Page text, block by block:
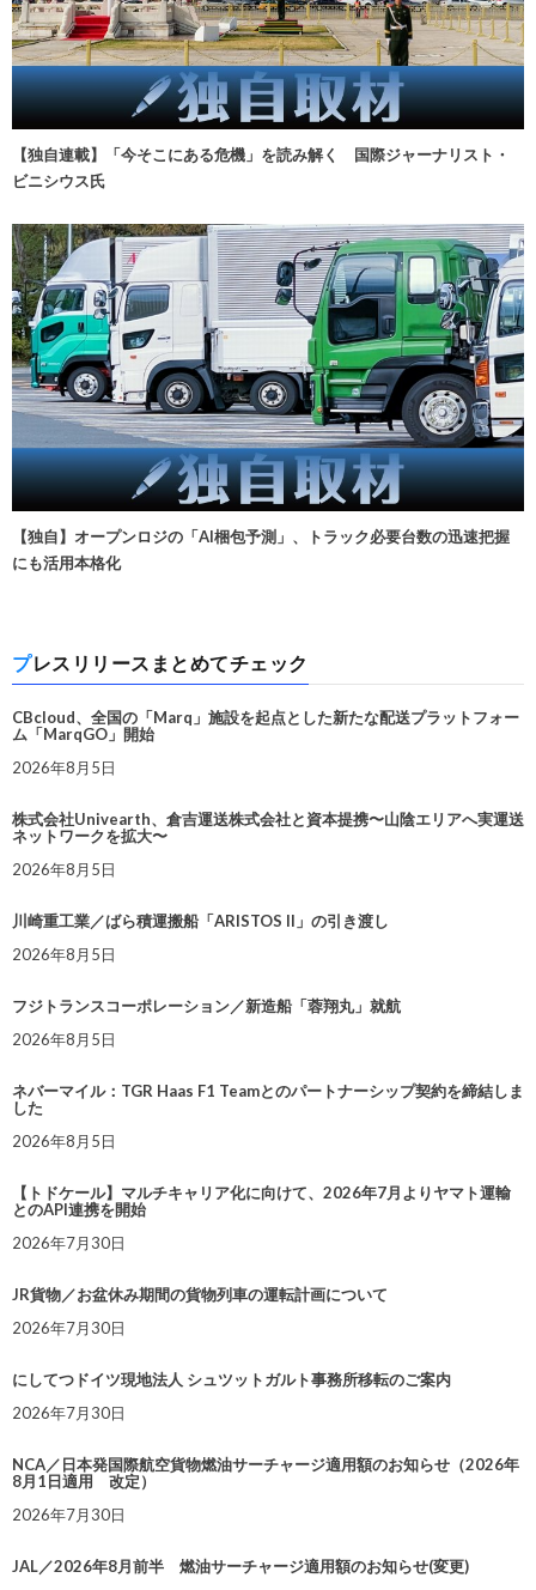
【独自連載】「今そこにある危機」を読み解く 国際ジャーナリスト・
ビニシウス氏
【独自】オープンロジの「AI梱包予測」、トラック必要台数の迅速把握
にも活用本格化
プレスリリースまとめてチェック
CBcloud、全国の「Marq」施設を起点とした新たな配送プラットフォー
ム「MarqGO」開始
2026年8月5日
株式会社Univearth、倉吉運送株式会社と資本提携〜山陰エリアへ実運送
ネットワークを拡大〜
2026年8月5日
川崎重工業／ばら積運搬船「ARISTOS II」の引き渡し
2026年8月5日
フジトランスコーポレーション／新造船「蓉翔丸」就航
2026年8月5日
ネバーマイル：TGR Haas F1 Teamとのパートナーシップ契約を締結しま
した
2026年8月5日
【トドケール】マルチキャリア化に向けて、2026年7月よりヤマト運輸
とのAPI連携を開始
2026年7月30日
JR貨物／お盆休み期間の貨物列車の運転計画について
2026年7月30日
にしてつドイツ現地法人 シュツットガルト事務所移転のご案内
2026年7月30日
NCA／日本発国際航空貨物燃油サーチャージ適用額のお知らせ（2026年
8月1日適用 改定）
2026年7月30日
JAL／2026年8月前半 燃油サーチャージ適用額のお知らせ(変更)